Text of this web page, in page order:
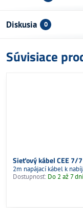
Diskusia 0
Súvisiace
Sieťový kábel CEE 7/
2m napájací kábel k
Dostupnosť: Do 2 až 7 dní